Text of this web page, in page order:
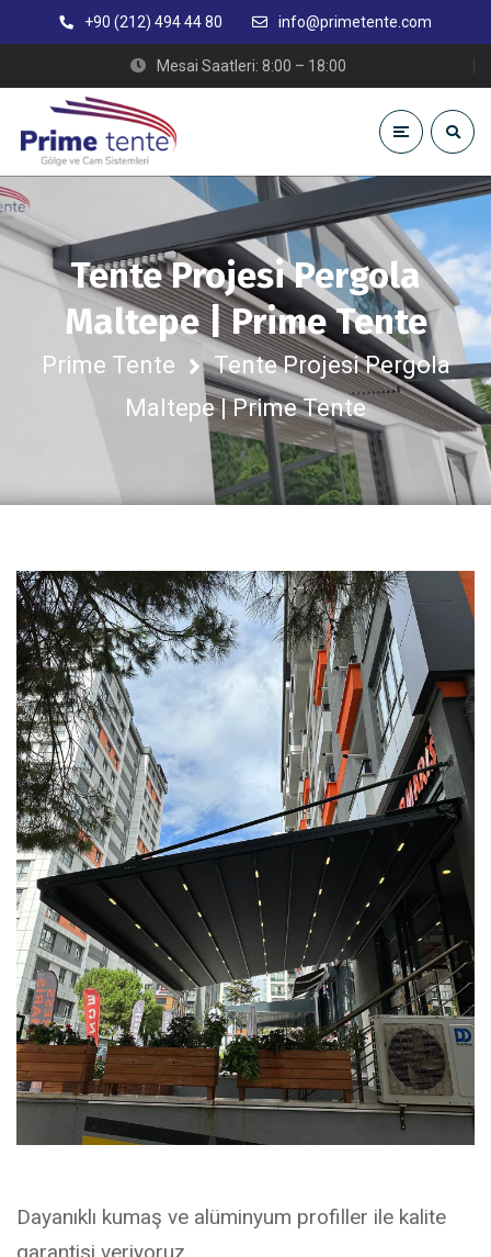
+90 (212) 494 44 80 info@primetente.com
Mesai Saatleri: 8:00 – 18:00
Tente Projesi Pergola
Maltepe | Prime Tente
Prime Tente
Tente Projesi Pergola
Maltepe | Prime Tente
Dayanıklı kumaş ve alüminyum profiller ile kalite
garantisi veriyoruz.